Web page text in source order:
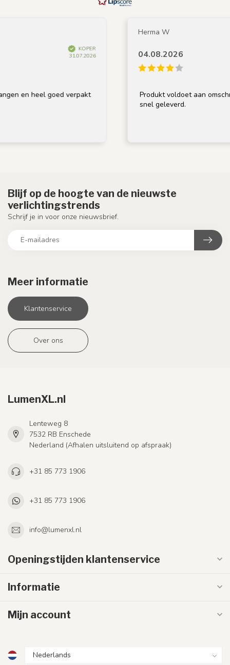
goed verpakt
04.08.2026
Produkt voldoet aan omschrijving,
snel geleverd.
Meer informatie
Klantenservice
Over ons
Blijf op de hoogte van de nieuwste
verlichtingstrends
Schrijf je in voor onze nieuwsbrief.
LumenXL.nl
Lenteweg 8
7532 RB Enschede
Nederland (Afhalen uitsluitend op afspraak)
+31 85 773 1906
+31 85 773 1906
info@lumenxl.nl
Openingstijden klantenservice
Informatie
Mijn account